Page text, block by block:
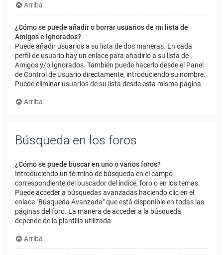
Arriba
¿Cómo se puede añadir o borrar usuarios de mi lista de
Amigos e Ignorados?
Puede añadir usuarios a su lista de dos maneras. En cada
perfil de usuario hay un enlace para añadirlo a su lista de
Amigos y/o Ignorados. También puede hacerlo desde el Panel
de Control de Usuario directamente, introduciendo su nombre.
Puede eliminar usuarios de su lista desde esta misma página.
Arriba
Búsqueda en los foros
¿Cómo se puede buscar en uno o varios foros?
Introduciendo un término de búsqueda en el campo
correspondiente del buscador del índice, foro o en los temas.
Puede acceder a búsquedas avanzadas haciendo clic en el
enlace "Búsqueda Avanzada" que está disponible en todas las
páginas del foro. La manera de acceder a la búsqueda
depende de la plantilla utilizada.
Arriba